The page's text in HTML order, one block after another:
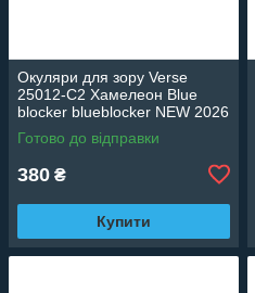
Окуляри для зору Verse
25012-C2 Хамелеон Blue
blocker blueblocker NEW 2026
Готово до відправки
380 ₴
Купити